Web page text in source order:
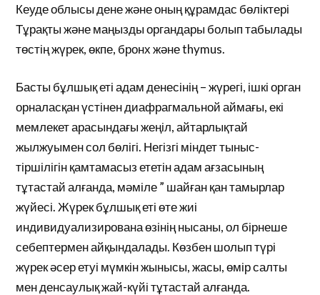
Кеуде облысы дене және оның құрамдас бөліктері
Тұрақты және маңызды органдары болып табылады
төстің жүрек, өкпе, бронх және thymus.
Басты бұлшық еті адам денесінің – жүрегі, ішкі орган
орналасқан үстінен диафрагмальной аймағы, екі
мемлекет арасындағы жеңіл, айтарлықтай
жылжуымен сол бөлігі. Негізгі міндет тыныс-
тіршілігін қамтамасыз ететін адам ағзасының
тұтастай алғанда, мәміле ” шайған қан тамырлар
жүйесі. Жүрек бұлшық еті өте жиі
индивидуализирована өзінің нысаны, ол бірнеше
себептермен айқындалады. Көзбен шолып түрі
жүрек әсер етуі мүмкін жынысы, жасы, өмір салты
мен денсаулық жай-күйі тұтастай алғанда.